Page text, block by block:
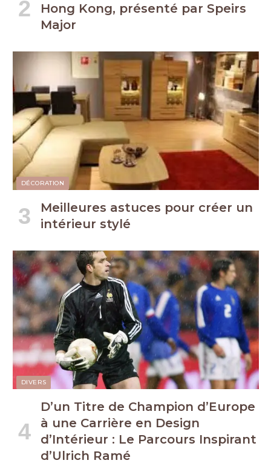
Hong Kong, présenté par Speirs
Major
DÉCORATION
Meilleures astuces pour créer un
intérieur stylé
DIVERS
D’un Titre de Champion d’Europe
à une Carrière en Design
d’Intérieur : Le Parcours Inspirant
d’Ulrich Ramé